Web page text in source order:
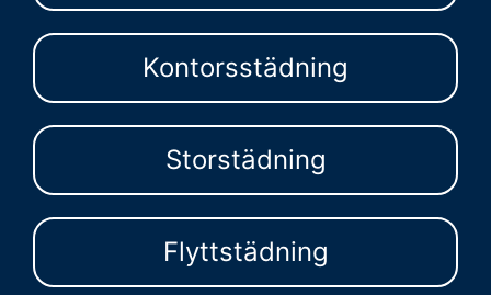
Kontorsstädning
Storstädning
Flyttstädning